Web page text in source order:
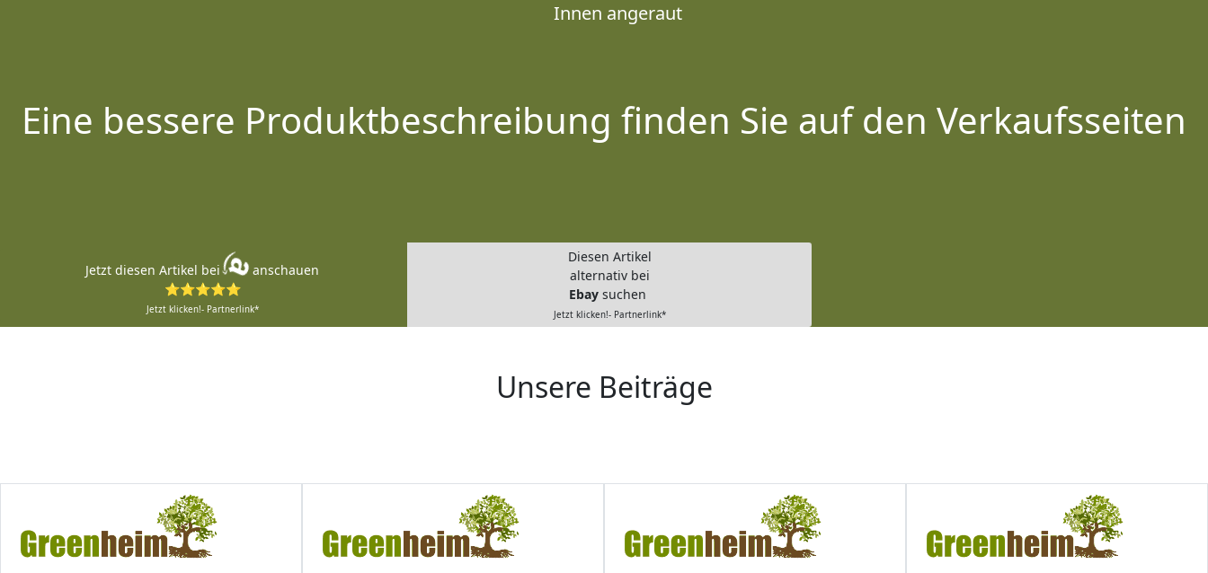
Innen angeraut
Eine bessere Produktbeschreibung finden Sie auf den Verkaufsseiten
Jetzt diesen Artikel bei
anschauen
⭐⭐⭐⭐⭐
Jetzt klicken!- Partnerlink*
Diesen Artikel
alternativ bei
Ebay suchen
Jetzt klicken!- Partnerlink*
Unsere Beiträge